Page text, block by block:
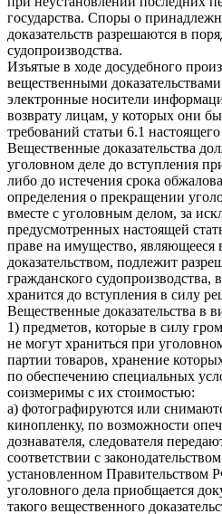
государства. Споры о
доказательств разрешаются в
судопроизводства.
Изъятые в ходе досудебного
вещественными
электронные носители
возврату лицам, у которых они
требований статьи 6.1
Вещественные доказательства
уголовном деле до вступления
либо до истечения срока
определения о прекращении
вместе с уголовным делом, за
предусмотренных настоящей
праве на имущество, являющееся
доказательством, подлежит
гражданского судопроизводства,
хранится до вступления в силу
Вещественные доказательства в
1) предметов, которые в силу
не могут храниться при
партии товаров, хранение
по обеспечению специальных
соизмеримы с их стоимостью:
а) фотографируются или
кинопленку, по возможности
дознавателя, следователя
соответствии с
установленном Правительством
уголовного дела приобщается
такого вещественного